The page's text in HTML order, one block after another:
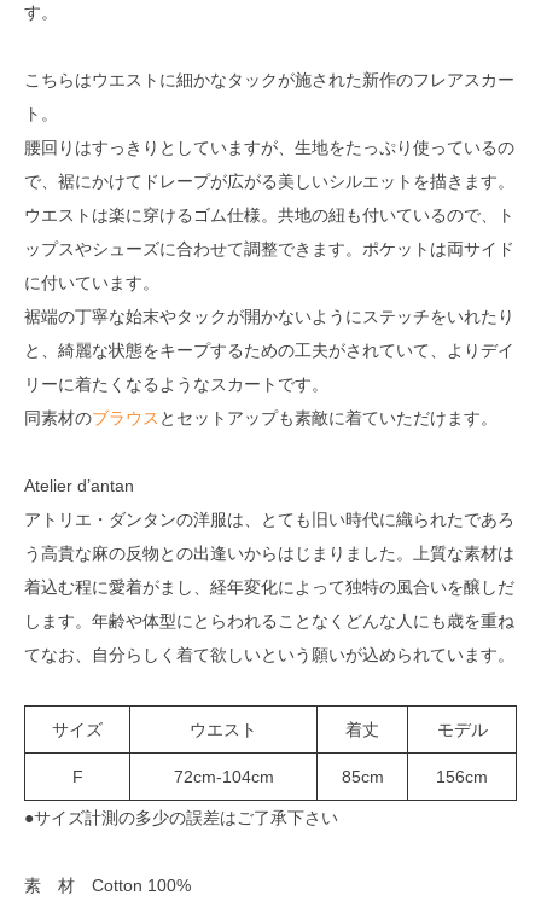
す。
こちらはウエストに細かなタックが施された新作のフレアスカー
ト。
腰回りはすっきりとしていますが、生地をたっぷり使っているの
で、裾にかけてドレープが広がる美しいシルエットを描きます。
ウエストは楽に穿けるゴム仕様。共地の紐も付いているので、ト
ップスやシューズに合わせて調整できます。ポケットは両サイド
に付いています。
裾端の丁寧な始末やタックが開かないようにステッチをいれたり
と、綺麗な状態をキープするための工夫がされていて、よりデイ
リーに着たくなるようなスカートです。
同素材のブラウス とセットアップも素敵に着ていただけます。
Atelier d’antan
アトリエ・ダンタンの洋服は、とても旧い時代に織られたであろ
う高貴な麻の反物との出逢いからはじまりました。上質な素材は
着込む程に愛着がまし、経年変化によって独特の風合いを醸しだ
します。年齢や体型にとらわれることなくどんな人にも歳を重ね
てなお、自分らしく着て欲しいという願いが込められています。
サイズ ウエスト 着丈 モデル
F 72cm-104cm 85cm 156cm
●サイズ計測の多少の誤差はご了承下さい
素 材 Cotton 100%